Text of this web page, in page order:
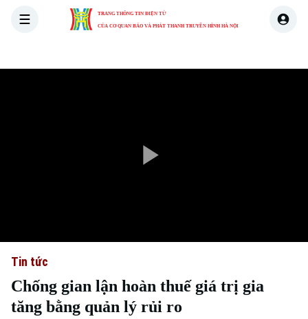
TRANG THÔNG TIN ĐIỆN TỬ
CỦA CƠ QUAN BÁO VÀ PHÁT THANH TRUYỀN HÌNH HÀ NỘI
Tin tức
Chống gian lận hoàn thuế giá trị gia
tăng bằng quản lý rủi ro